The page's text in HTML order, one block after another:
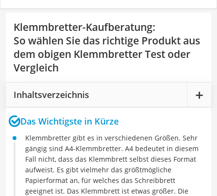
Klemmbretter-Kaufberatung:
So wählen Sie das richtige Produkt aus
dem obigen Klemmbretter Test oder
Vergleich
Inhaltsverzeichnis
Das Wichtigste in Kürze
Klemmbretter gibt es in verschiedenen Größen. Sehr
gängig sind A4-Klemmbretter. A4 bedeutet in diesem
Fall nicht, dass das Klemmbrett selbst dieses Format
aufweist. Es gibt vielmehr das größtmögliche
Papierformat an, für welches das Schreibbrett
geeignet ist. Das Klemmbrett ist etwas größer. Die